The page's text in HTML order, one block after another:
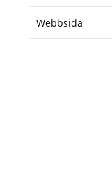
Webbsida